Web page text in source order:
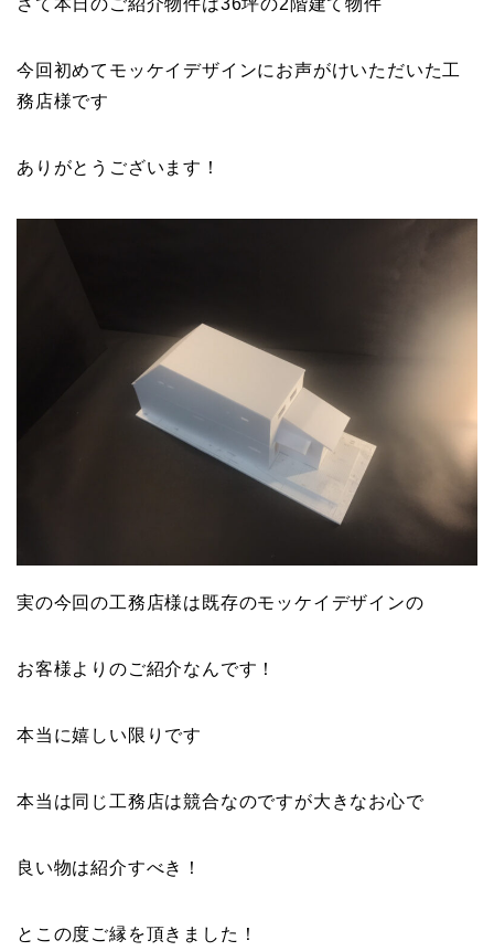
さて本日のご紹介物件は36坪の2階建て物件
今回初めてモッケイデザインにお声がけいただいた工
務店様です
ありがとうございます！
実の今回の工務店様は既存のモッケイデザインの
お客様よりのご紹介なんです！
本当に嬉しい限りです
本当は同じ工務店は競合なのですが大きなお心で
良い物は紹介すべき！
とこの度ご縁を頂きました！